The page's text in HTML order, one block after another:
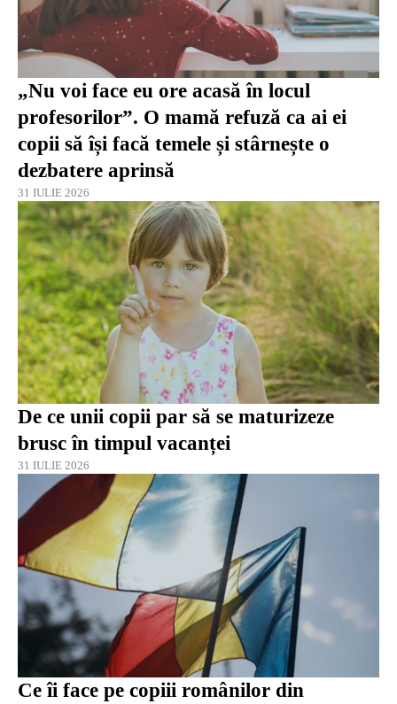
„Nu voi face eu ore acasă în locul
profesorilor”. O mamă refuză ca ai ei
copii să își facă temele și stârnește o
dezbatere aprinsă
31 IULIE 2026
De ce unii copii par să se maturizeze
brusc în timpul vacanței
31 IULIE 2026
Ce îi face pe copiii românilor din